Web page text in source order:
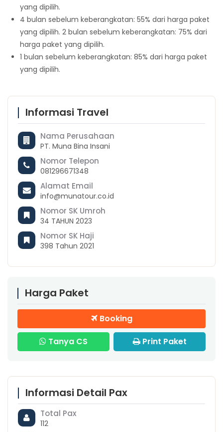
yang dipilih.
4 bulan sebelum keberangkatan: 55% dari harga paket
yang dipilih. 2 bulan sebelum keberangkatan: 75% dari
harga paket yang dipilih.
1 bulan sebelum keberangkatan: 85% dari harga paket
yang dipilih.
Informasi Travel
Nama Perusahaan
PT. Muna Bina Insani
Nomor Telepon
081296671348
Alamat Email
info@munatour.co.id
Nomor SK Umroh
34 TAHUN 2023
Nomor SK Haji
398 Tahun 2021
Harga Paket
Booking
Tanya CS
Print Paket
Informasi Detail Pax
Total Pax
112